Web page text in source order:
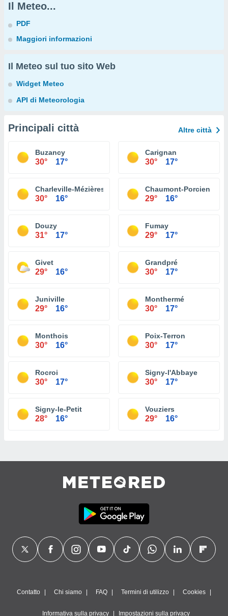
Il Meteo...
PDF
Maggiori informazioni
Il Meteo sul tuo sito Web
Widget Meteo
API di Meteorologia
Principali città Altre città
Buzancy
30° 17°
Carignan
30° 17°
Charleville-Mézières
30° 16°
Chaumont-Porcien
29° 16°
Douzy
31° 17°
Fumay
29° 17°
Givet
29° 16°
Grandpré
30° 17°
Juniville
29° 16°
Monthermé
30° 17°
Monthois
30° 16°
Poix-Terron
30° 17°
Rocroi
30° 17°
Signy-l'Abbaye
30° 17°
Signy-le-Petit
28° 16°
Vouziers
29° 16°
Contatto Chi siamo FAQ Termini di utilizzo Cookies
Informativa sulla privacy Impostazioni sulla privacy